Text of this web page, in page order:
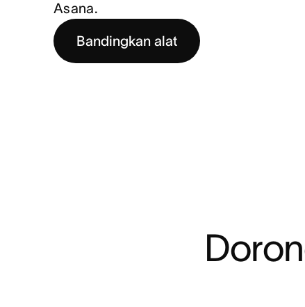
Asana.
Bandingkan alat